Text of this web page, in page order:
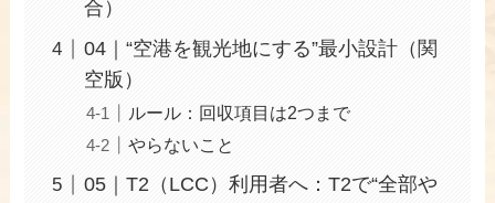
合）
04｜“空港を観光地にする”最小設計（関
空版）
ルール：回収項目は2つまで
やらないこと
05｜T2（LCC）利用者へ：T2で“全部や